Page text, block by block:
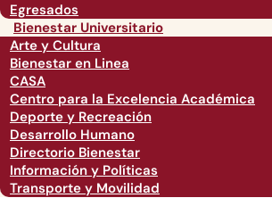
Egresados
Bienestar Universitario
Arte y Cultura
Bienestar en Linea
CASA
Centro para la Excelencia Académica
Deporte y Recreación
Desarrollo Humano
Directorio Bienestar
Información y Políticas
Transporte y Movilidad